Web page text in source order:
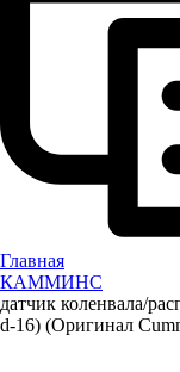
Главная
КАММИНС
датчик коленвала/
d-16) (Оригинал